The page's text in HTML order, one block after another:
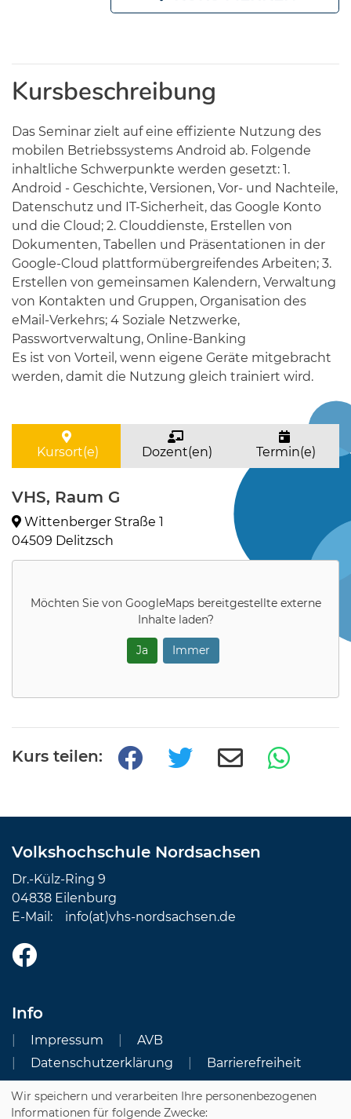
Kursbeschreibung
Das Seminar zielt auf eine effiziente Nutzung des
mobilen Betriebssystems Android ab. Folgende
inhaltliche Schwerpunkte werden gesetzt: 1.
Android - Geschichte, Versionen, Vor- und Nachteile,
Datenschutz und IT-Sicherheit, das Google Konto
und die Cloud; 2. Clouddienste, Erstellen von
Dokumenten, Tabellen und Präsentationen in der
Google-Cloud plattformübergreifendes Arbeiten; 3.
Erstellen von gemeinsamen Kalendern, Verwaltung
von Kontakten und Gruppen, Organisation des
eMail-Verkehrs; 4 Soziale Netzwerke,
Passwortverwaltung, Online-Banking
Es ist von Vorteil, wenn eigene Geräte mitgebracht
werden, damit die Nutzung gleich trainiert wird.
Kursort(e) Dozent(en) Termin(e)
VHS, Raum G
Wittenberger Straße 1
04509 Delitzsch
Möchten Sie von GoogleMapsbereitgestellte externe
Inhalte laden?
Ja Immer
Kurs teilen:
Volkshochschule Nordsachsen
Dr.-Külz-Ring 9
04838 Eilenburg
E-Mail: info(at)vhs-nordsachsen.de
Info
Impressum
AVB
Datenschutzerklärung
Barrierefreiheit
Cookie Einstellungen
Wir speichern und verarbeiten Ihre personenbezogenen
Informationen für folgende Zwecke: